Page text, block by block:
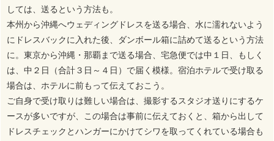
しては、送るという方法も。
本州から沖縄へウェディングドレスを送る場合、水に濡れないよう
にドレスバックに入れた後、ダンボール箱に詰めて送るという方法
に。東京から沖縄・那覇まで送る場合、宅急便では中１日、もしく
は、中２日（合計３日～４日）で届く模様。宿泊ホテルで受け取る
場合は、ホテルに前もって伝えておこう。
ご自身で受け取りは難しい場合は、撮影するスタジオ送りにするケ
ースが多いですが、この場合は事前に伝えておくと、箱から出して
ドレスチェックとハンガーにかけてシワを取ってくれている場合も